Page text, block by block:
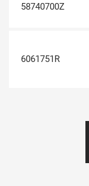
58740700Z
6061751R